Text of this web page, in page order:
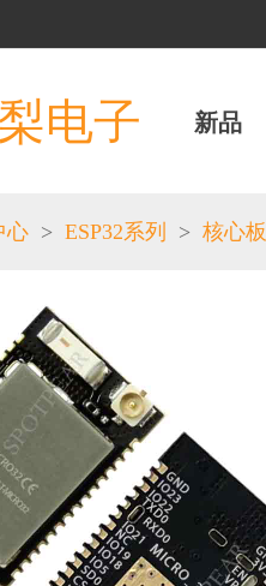
电子 新品
心 > ESP32系列 > 核心板